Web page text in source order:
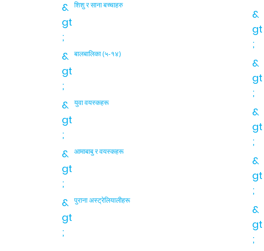
&
gt
;
शिशु र साना बच्चाहरु
&
gt
;
बालबालिका (५-१४)
&
gt
;
युवा वयस्कहरू
&
gt
;
आमाबाबु र वयस्कहरू
&
gt
;
पुराना अस्ट्रेलियालीहरू
&
gt
;
&
gt
;
&
gt
;
&
gt
;
&
gt
;